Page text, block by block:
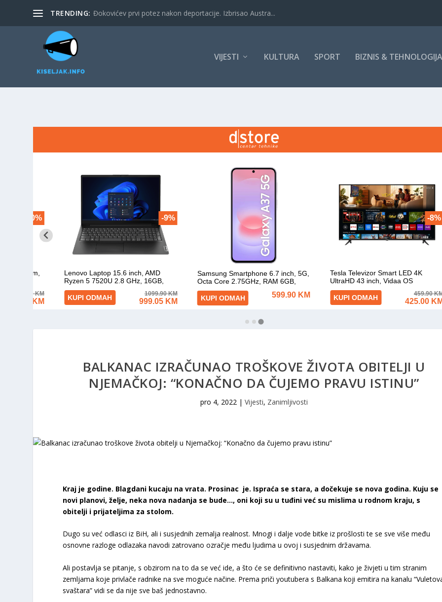
TRENDING: Đokovićev prvi potez nakon deportacije. Izbrisao Austra...
VIJESTI KULTURA SPORT BIZNIS & TEHNOLOGIJA
BALKANAC IZRAČUNAO TROŠKOVE ŽIVOTA OBITELJI U
NJEMAČKOJ: “KONAČNO DA ČUJEMO PRAVU ISTINU”
pro 4, 2022| Vijesti, Zanimljivosti
Kraj je godine. Blagdani kucaju na vrata. Prosinac je. Ispraća se stara, a dočekuje se nova godina. Kuju se
novi planovi, želje, neka nova nadanja se bude…, oni koji su u tuđini već su mislima u rodnom kraju, s
obitelji i prijateljima za stolom.
Dugo su već odlasci iz BiH, ali i susjednih zemalja realnost. Mnogi i dalje vode bitke iz prošlosti te se sve više među
osnovne razloge odlazaka navodi zatrovano ozračje među ljudima u ovoj i susjednim državama.
Ali postavlja se pitanje, s obzirom na to da se već ide, a što će se definitivno nastaviti, kako je živjeti u tim stranim
zemljama koje privlače radnike na sve moguće načine. Prema priči youtubera s Balkana koji emitira na kanalu
svaštara” vidi se da nije sve baš jednostavno.